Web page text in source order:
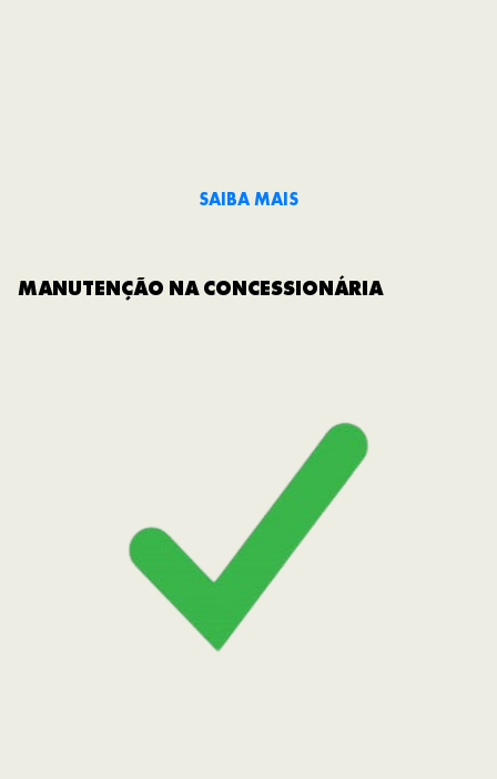
SAIBA MAIS
MANUTENÇÃO NA CONCESSIONÁRIA